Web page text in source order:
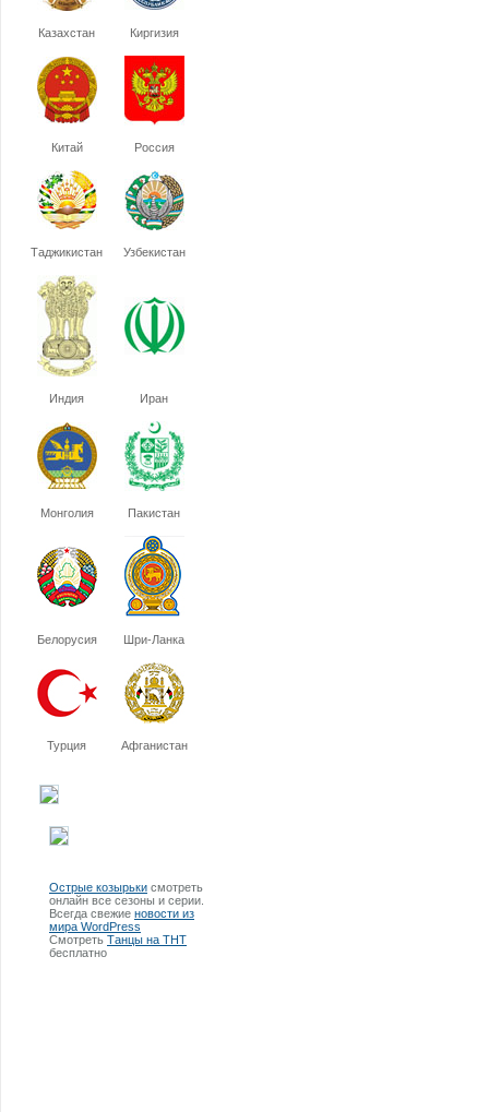
Казахстан Киргизия
Китай Россия
Таджикистан Узбекистан
Индия Иран
Монголия Пакистан
Белорусия Шри-Ланка
Турция Афганистан
Острые козырьки смотреть
онлайн все сезоны и серии.
Всегда свежие новости из
мира WordPress
Смотреть Танцы на ТНТ
бесплатно